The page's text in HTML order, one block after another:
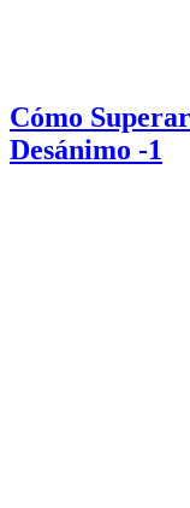
Cómo
Desánimo -1